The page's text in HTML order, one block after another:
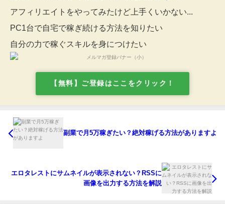
アフィリエイトをやってみたけど上手くいかない...
PC1台で自宅で稼ぎ続ける方法を知りたい
自分の力で稼ぐスキルを身につけたい
【無料】ご登録はここをクリック！
副業で月5万稼ぎたい？絶対稼げる方法がありますよ
エロタレストにサムネイルが表示されない？RSSに
画像を出力する方法を解説